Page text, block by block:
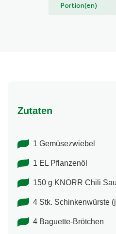
Portion(en)
Zutaten
1 Gemüsezwiebel
1 EL Pflanzenöl
150 g KNORR Chili
4 Stk. Schinkenwürste
4 Baguette-Brötchen